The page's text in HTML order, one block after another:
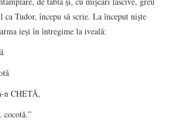
ca Tudor, începu să scrie. La început nişte
ieşi în întregime la iveală:
n CHETĂ,